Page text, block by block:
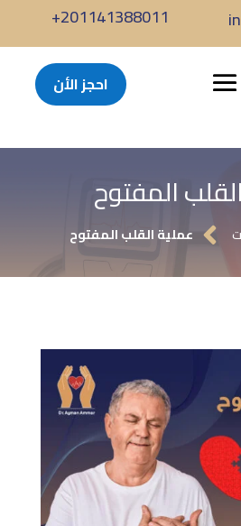
+201141388011
احجز الأن
المفتوح
 عملية القلب المفتوح